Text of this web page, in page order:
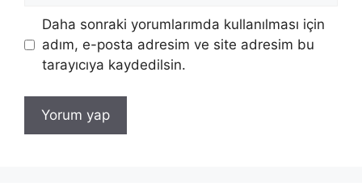
Daha sonraki yorumlarımda kullanılması için
adım, e-posta adresim ve site adresim bu
tarayıcıya kaydedilsin.